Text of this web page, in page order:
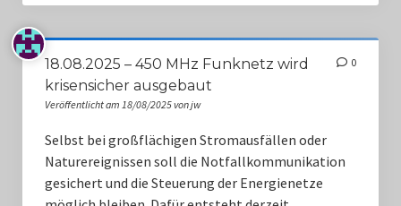
18.08.2025 – 450 MHz Funknetz wird
krisensicher ausgebaut
Veröffentlicht am 18/08/2025 von jw
0
Selbst bei großflächigen Stromausfällen oder
Naturereignissen soll die Notfallkommunikation
gesichert und die Steuerung der Energienetze